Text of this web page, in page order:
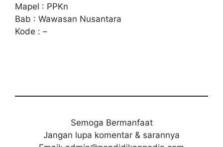
Mapel : PPKn
Bab : Wawasan Nusantara
Kode : –
Semoga Bermanfaat
Jangan lupa komentar & sarannya